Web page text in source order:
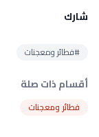
شارك
#فطائر ومعجنات
أقسام ذات صلة
فطائر ومعجنات